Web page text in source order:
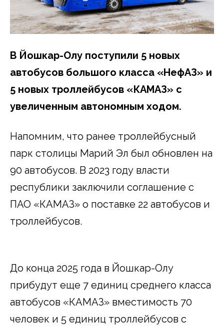
В Йошкар-Олу поступили 5 новых
автобусов большого класса «НефАЗ» и
5 новых троллейбусов «КАМАЗ» с
увеличенным автономным ходом.
Напомним, что ранее троллейбусный
парк столицы Марий Эл был обновлен на
90 автобусов. В 2023 году власти
республики заключили соглашение с
ПАО «КАМАЗ» о поставке 22 автобусов и
троллейбусов.
До конца 2025 года в Йошкар-Олу
прибудут еще 7 единиц среднего класса
автобусов «КАМАЗ» вместимость 70
человек и 5 единиц троллейбусов с